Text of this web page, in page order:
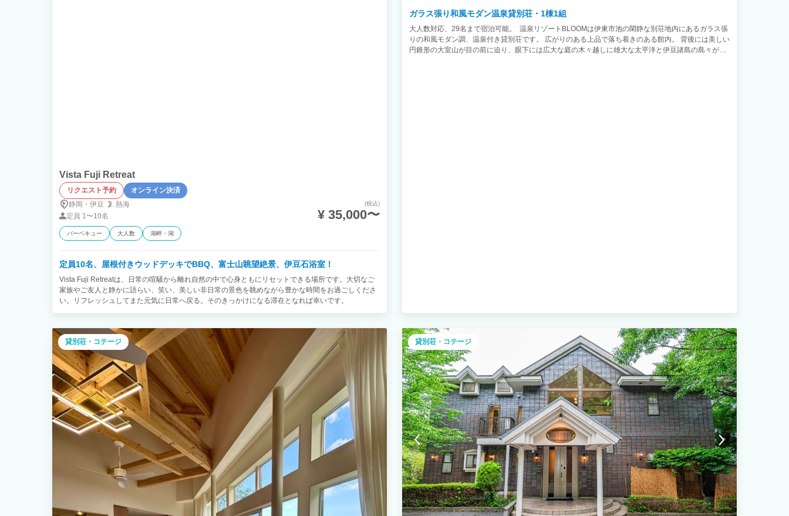
Vista Fuji Retreat
リクエスト予約
オンライン決済
静岡・伊豆
熱海
定員 1〜10名
(税込)
¥ 35,000〜
バーベキュー 大人数 湖畔・湖
定員10名、屋根付きウッドデッキでBBQ、富士山眺望絶景、伊豆石浴室！
Vista Fuji Retreatは、日常の喧騒から離れ自然の中で心身ともにリセットできる場所です。大切なご
家族やご友人と静かに語らい、笑い、美しい非日常の景色を眺めながら豊かな時間をお過ごしくださ
い。リフレッシュしてまた元気に日常へ戻る。そのきっかけになる滞在となれば幸いです。
ガラス張り和風モダン温泉貸別荘・1棟1組
大人数対応、29名まで宿泊可能。 温泉リゾートBLOOMは伊東市池の閑静な別荘地内にあるガラス張
りの和風モダン調、温泉付き貸別荘です。 広がりのある上品で落ち着きのある館内。 背後には美しい
円錐形の大室山が目の前に迫り、眼下には広大な庭の木々越しに雄大な太平洋と伊豆諸島の島々が望
貸別荘・コテージ 貸別荘・コテージ